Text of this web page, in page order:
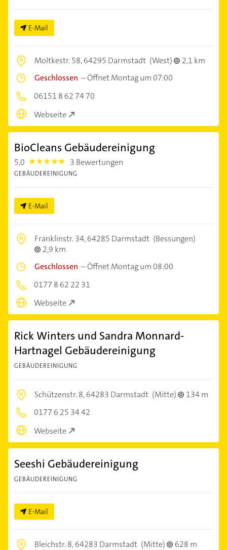
E-Mail
Moltkestr. 58,64295 Darmstadt (West)
2,1 km
Geschlossen –Öffnet Montag um 07:00
06151 8 62 74 70
Webseite
BioCleans Gebäudereinigung
5,0 5.0 3 Bewertungen
GEBÄUDEREINIGUNG
E-Mail
Franklinstr. 34,64285 Darmstadt (Bessungen)
2,9 km
Geschlossen –Öffnet Montag um 08:00
0177 8 62 22 31
Webseite
Rick Winters und Sandra Monnard-
Hartnagel Gebäudereinigung
GEBÄUDEREINIGUNG
Schützenstr. 8,64283 Darmstadt (Mitte)
134 m
0177 6 25 34 42
Webseite
Seeshi Gebäudereinigung
GEBÄUDEREINIGUNG
E-Mail
Bleichstr. 8,64283 Darmstadt (Mitte)
628 m